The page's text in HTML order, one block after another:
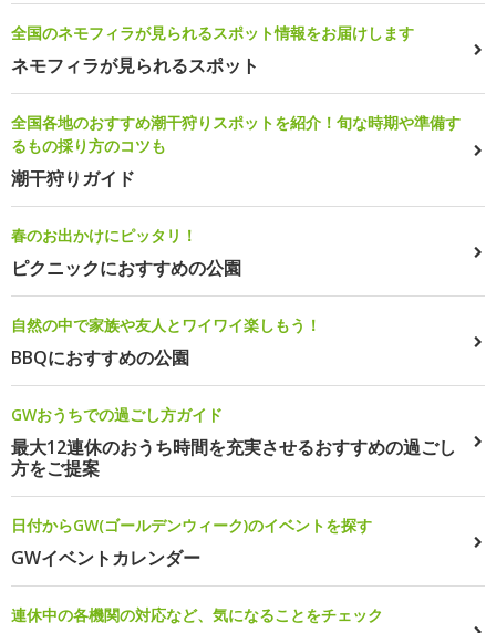
全国のネモフィラが見られるスポット情報をお届けします
ネモフィラが見られるスポット
全国各地のおすすめ潮干狩りスポットを紹介！旬な時期や準備す
るもの採り方のコツも
潮干狩りガイド
春のお出かけにピッタリ！
ピクニックにおすすめの公園
自然の中で家族や友人とワイワイ楽しもう！
BBQにおすすめの公園
GWおうちでの過ごし方ガイド
最大12連休のおうち時間を充実させるおすすめの過ごし
方をご提案
日付からGW(ゴールデンウィーク)のイベントを探す
GWイベントカレンダー
連休中の各機関の対応など、気になることをチェック